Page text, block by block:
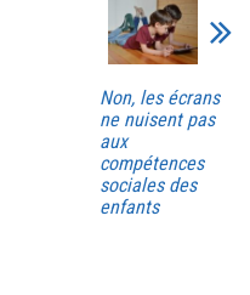
Non, les écrans
ne nuisent pas
aux
compétences
sociales des
enfants